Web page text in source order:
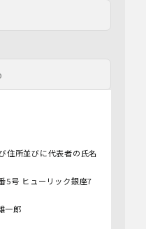
住所並びに代表者の氏名
5号 ヒューリック銀座7
一郎